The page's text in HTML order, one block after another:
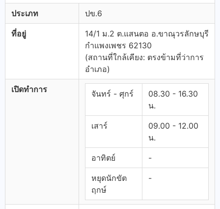
ประเภท ปข.6
ที่อยู่
14/1 ม.2 ต.แสนตอ อ.ขาณุวรลักษบุรี
กำแพงเพชร 62130
(สถานที่ใกล้เคียง: ตรงข้ามที่ว่าการ
อำเภอ)
เปิดทำการ จันทร์ - ศุกร์
08.30 - 16.30
น.
เสาร์
09.00 - 12.00
น.
อาทิตย์ -
หยุดนักขัต
ฤกษ์
-